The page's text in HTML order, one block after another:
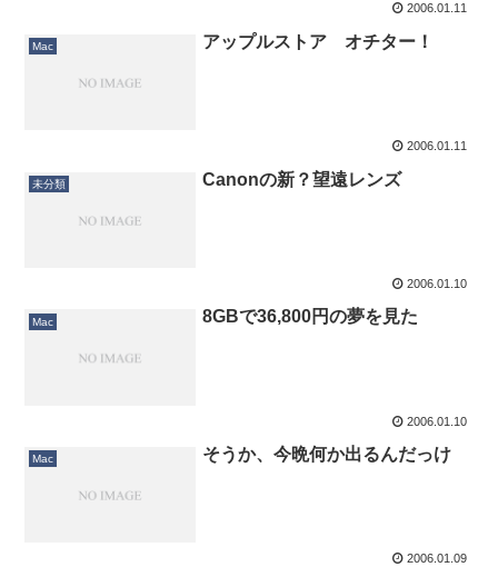
2006.01.11
Mac アップルストア オチター！
2006.01.11
未分類 Canonの新？望遠レンズ
2006.01.10
Mac 8GBで36,800円の夢を見た
2006.01.10
Mac そうか、今晩何か出るんだっけ
2006.01.09